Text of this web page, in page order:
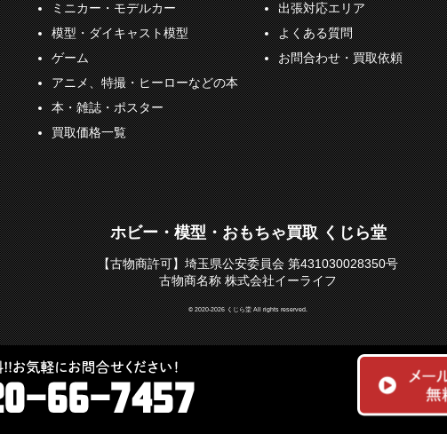
ミニカー・モデルカー
模型・ダイキャスト模型
ゲーム
アニメ、特撮・ヒーローなどの本
本・雑誌・ポスター
買取価格一覧
出張対応エリア
よくある質問
お問合わせ・買取依頼
ホビー・模型・おもちゃ買取 くじら堂
【古物商許可】埼玉県公安委員会 第431030028350号
古物商名称 株式会社イーライフ
© 2020-2026 くじら堂 All rights reserved.